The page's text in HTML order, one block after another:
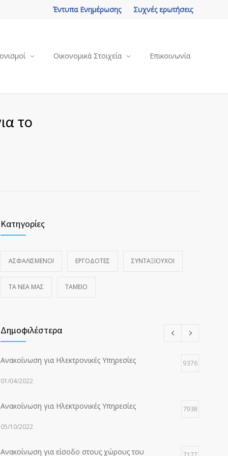
Συχνές ερωτήσεις
Έντυπα Ενημέρωσης
Οικονομικά Στοιχεία Επικοινωνία
το
Κατηγορίες
ΑΣΦΑΛΙΣΜΕΝΟΙ ΕΡΓΟΔΟΤΕΣ ΣΥΝΤΑΞΙΟΥΧΟΙ
ΤΑ ΝΈΑ ΜΑΣ ΤΑΜΕΙΟ
Δημοφιλέστερα
Ανακοίνωση για Ηλεκτρονικές Υπηρεσίες 9376
01/04/2022
Ανακοίνωση για Ηλεκτρονικές Υπηρεσίες 7938
05/10/2022
Ανακοίνωση για είσοδο στους χώρους του